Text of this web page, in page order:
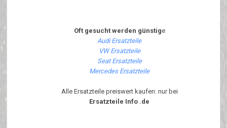
Oft gesucht werden günstige
Audi Ersatzteile
VW Ersatzteile
Seat Ersatzteile
Mercedes Ersatzteile
Alle Ersatzteile preiswert kaufen: nur bei
Ersatzteile Info .de